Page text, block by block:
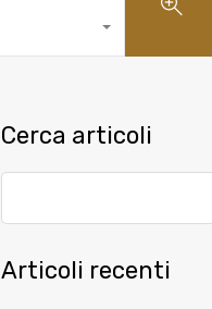
Cerca articoli
Articoli recenti